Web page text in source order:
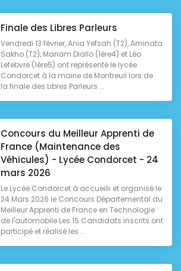
Finale des Libres Parleurs
Vendredi 13 février, Ania Yefsah (T2), Aminata
Sakho (T2), Mariam Diallo (1ère4) et Léo
Lefebvre (1ère5) ont représenté le lycée
Condorcet à la mairie de Montreuil lors de
la finale des Libres Parleurs ...
Concours du Meilleur Apprenti de
France (Maintenance des
Véhicules) - Lycée Condorcet - 24
mars 2026
Le Lycée Condorcet à accueilli et organisé le
24 Mars 2026 le Concours Départemental du
Meilleur Apprenti de France en Technologie
de l'automobile.Les 15 Candidats inscrits ont
participé et réalisé les ...